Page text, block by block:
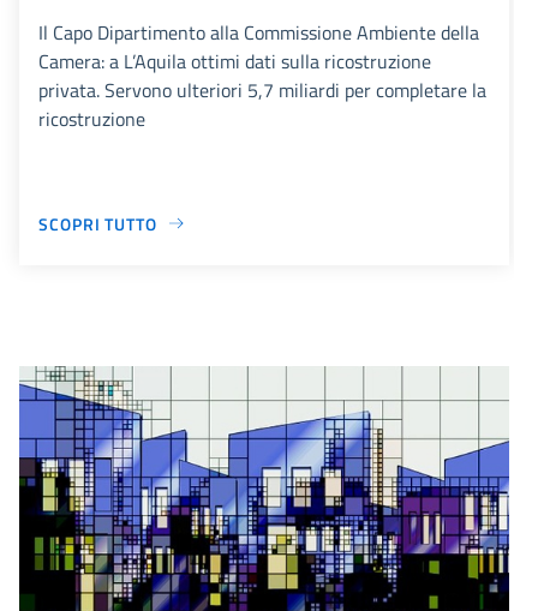
Il Capo Dipartimento alla Commissione Ambiente della
Camera: a L’Aquila ottimi dati sulla ricostruzione
privata. Servono ulteriori 5,7 miliardi per completare la
ricostruzione
SCOPRI TUTTO